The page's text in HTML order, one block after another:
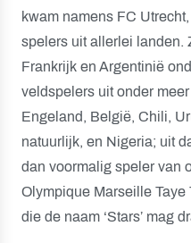
kwam namens FC
spelers uit allerlei landen.
Frankrijk en Argentinië
veldspelers uit onder
Engeland, België, Chili,
natuurlijk, en Nigeria; uit
dan voormalig speler van
Olympique Marseille Taye
die de naam ‘Stars’ mag